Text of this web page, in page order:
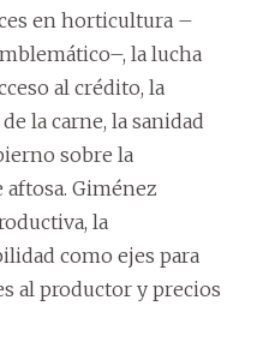
en horticultura –
la lucha
al crédito, la
la carne, la sanidad
sobre la
Giménez
la
como ejes para
al productor y precios